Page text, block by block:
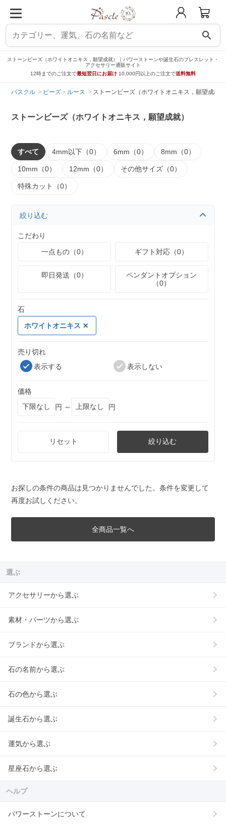
search
ストーンビーズ（ホワイトオニキス，願望成就）｜パワーストーンや誕生石のブレスレット・
アクセサリー通販サイト
12時までのご注文で最短翌日にお届け 10,000円以上のご注文で送料無料
パスクル ビーズ・ルース ストーンビーズ（ホワイトオニキス，願望成就）
ストーンビーズ（ホワイトオニキス，願望成就）
すべて 4mm以下（0） 6mm（0） 8mm（0）
10mm（0） 12mm（0） その他サイズ（0）
特殊カット（0）
絞り込む
こだわり
一点もの（0）
ギフト対応（0）
即日発送（0）
ペンダントオプション
（0）
石
ホワイトオニキス
売り切れ
表示する
表示しない
価格
円 ～
円
リセット 絞り込む
お探しの条件の商品は見つかりませんでした。条件を変更して
再度お試しください。
全商品一覧へ
選ぶ
アクセサリーから選ぶ
素材・パーツから選ぶ
ブランドから選ぶ
石の名前から選ぶ
石の色から選ぶ
誕生石から選ぶ
運気から選ぶ
星座石から選ぶ
ヘルプ
パワーストーンについて